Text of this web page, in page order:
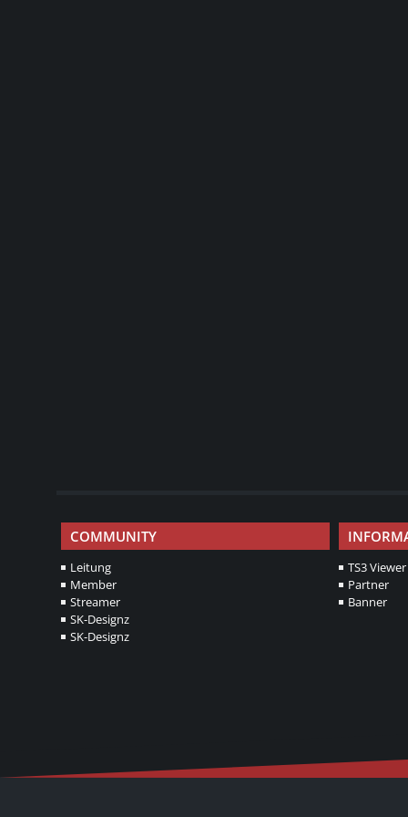
COMMUNITY
Leitung
Member
Streamer
SK-Designz
SK-Designz
TS3 Viewer
Partner
Banner